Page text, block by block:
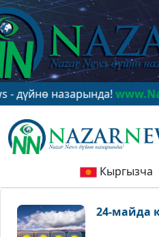
назарында!
Кыргызча
24-майда